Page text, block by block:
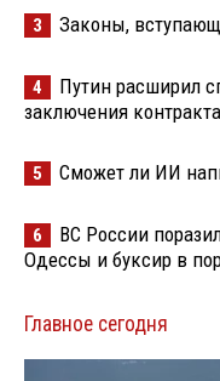
3 Законы,
4
Путин расширил
заключения
5 Сможет ли ИИ
6
ВС России
Одессы и буксир в
Главное сегодня